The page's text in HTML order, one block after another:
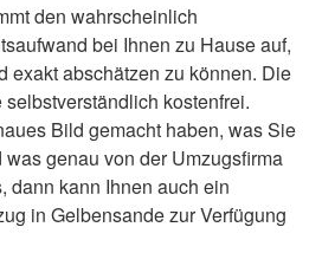
den wahrscheinlich
bei Ihnen zu Hause auf,
exakt abschätzen zu können. Die
kostenfrei.
Bild gemacht haben, was Sie
genau von der Umzugsfirma
dann kann Ihnen auch ein
in Gelbensande zur Verfügung